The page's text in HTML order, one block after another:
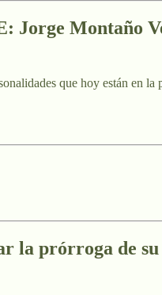
Jorge Montaño
que hoy están en
la prórroga de